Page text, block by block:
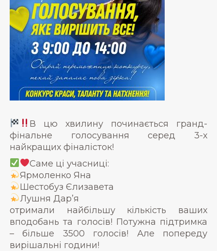
В цю хвилину починається гранд-
фінальне голосування серед 3-х
найкращих фіналісток!
Саме ці учасниці:
Ярмоленко Яна
Шестобуз Єлизавета
Лушня Дарʼя
отримали найбільшу кількість ваших
вподобань та голосів! Потужна підтримка
– більше 3500 голосів! Але попереду
вирішальні години!